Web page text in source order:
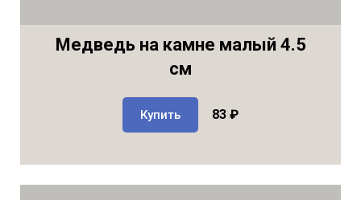
Медведь на камне малый 4.5
см
Купить 83 ₽